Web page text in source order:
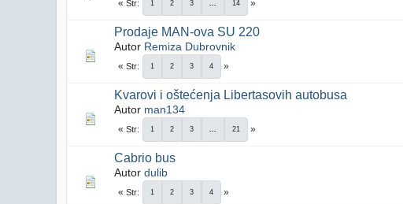
Str 1 2 3 ... 14
Prodaje MAN-ova SU 220
Autor Remiza Dubrovnik
Str 1 2 3 4
Kvarovi i oštećenja Libertasovih autobusa
Autor man134
Str 1 2 3 ... 21
Cabrio bus
Autor dulib
Str 1 2 3 4